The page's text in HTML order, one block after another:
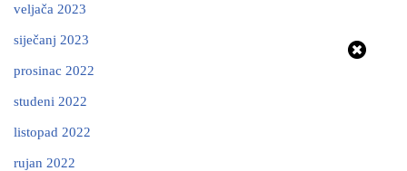
veljača 2023
siječanj 2023
prosinac 2022
studeni 2022
listopad 2022
rujan 2022